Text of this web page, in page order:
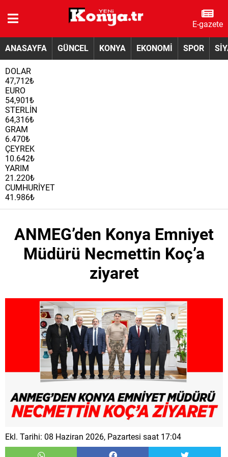
E-gazete
ANASAYFA GÜNCEL KONYA EKONOMİ SPOR
DOLAR
47,712₺
EURO
54,901₺
STERLİN
64,316₺
GRAM
6.470₺
ÇEYREK
10.642₺
YARIM
21.220₺
CUMHURİYET
41.986₺
ANMEG’den Konya Emniyet
Müdürü Necmettin Koç’a
ziyaret
Ekl. Tarihi: 08 Haziran 2026, Pazartesi saat 17:04